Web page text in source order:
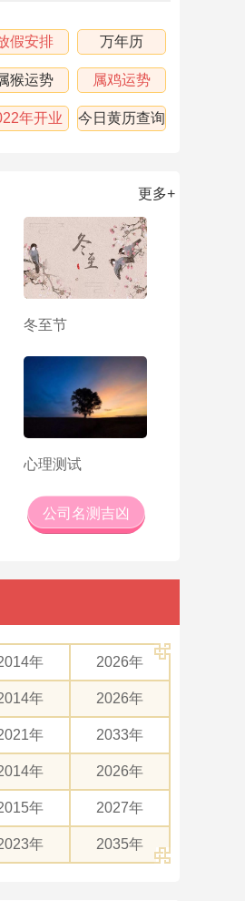
假安排 万年历
猴运势 属鸡运势
年开业
今日黄历查询
更多+
冬至节
心理测试
公司名测吉凶
年 2026年
年 2026年
年 2033年
年 2026年
年 2027年
年 2035年